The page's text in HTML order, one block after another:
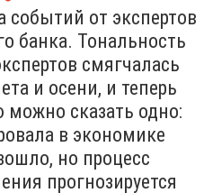
событий от экспертов
банка. Тональность
смягчалась
и осени, и теперь
можно сказать одно:
в экономике
но процесс
прогнозируется